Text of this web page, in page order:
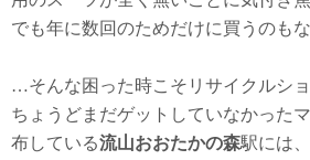
でも年に数回のためだけに買うのも
…そんな困った時こそリサイクルショ
ちょうどまだゲットしていなかった
布している流山おおたかの森駅には